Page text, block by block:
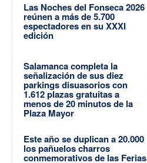
Las Noches del Fonseca 2026
reúnen a más de 5.700
espectadores en su XXXI
edición
Salamanca completa la
señalización de sus diez
parkings disuasorios con
1.612 plazas gratuitas a
menos de 20 minutos de la
Plaza Mayor
Este año se duplican a 20.000
los pañuelos charros
conmemorativos de las Ferias